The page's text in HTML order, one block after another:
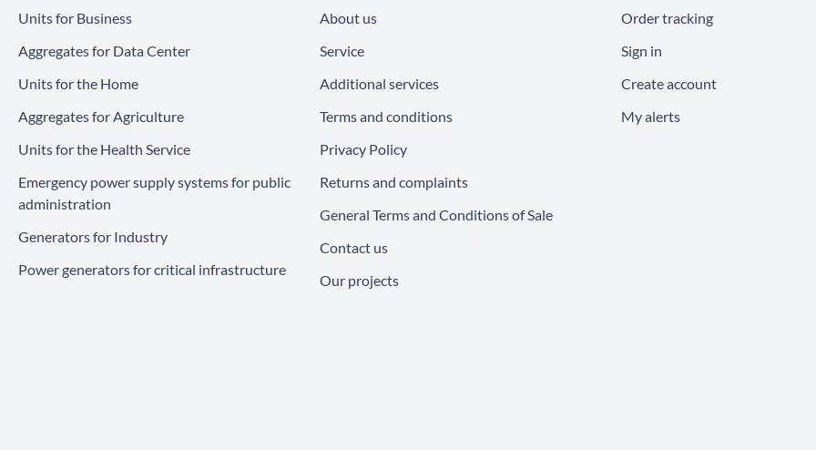
Units for Business
Aggregates for Data Center
Units for the Home
Aggregates for Agriculture
Units for the Health Service
Emergency power supply systems for public
administration
Generators for Industry
Power generators for critical infrastructure
About us
Service
Additional services
Terms and conditions
Privacy Policy
Returns and complaints
General Terms and Conditions of Sale
Contact us
Our projects
Order tracking
Sign in
Create account
My alerts